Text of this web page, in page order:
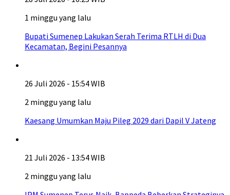
1 minggu yang lalu
Bupati Sumenep Lakukan Serah Terima RTLH di Dua
Kecamatan, Begini Pesannya
26 Juli 2026 - 15:54 WIB
2 minggu yang lalu
Kaesang Umumkan Maju Pileg 2029 dari Dapil V Jateng
21 Juli 2026 - 13:54 WIB
2 minggu yang lalu